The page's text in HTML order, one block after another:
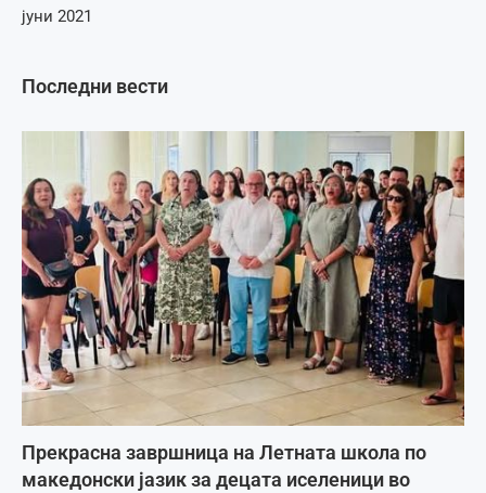
Последни вести
Прекрасна завршница на Летната школа по
македонски јазик за децата иселеници во
јуни 2021